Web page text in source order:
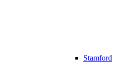
Stamford